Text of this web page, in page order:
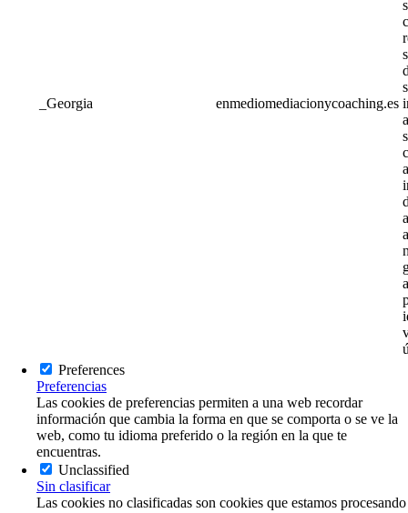
_Georgia enmediomediacionycoaching.es
Preferences
Preferencias
Las cookies de preferencias permiten a una web recordar
información que cambia la forma en que se comporta o se ve la
web, como tu idioma preferido o la región en la que te
encuentras.
Unclassified
Sin clasificar
Las cookies no clasificadas son cookies que estamos procesando